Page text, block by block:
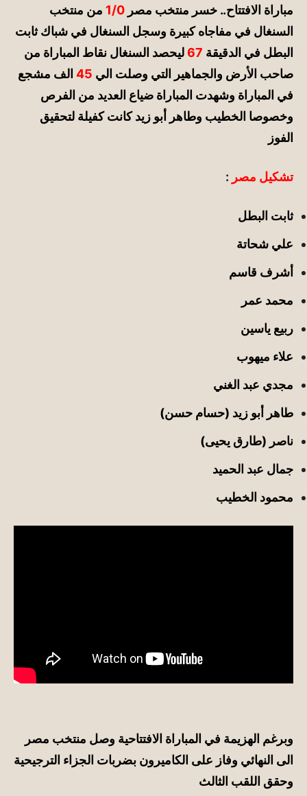
مباراة الافتتاح.. خسر منتخب مصر 1/0 من منتخب
السنغال في مفاجاه كبيرة وسجل السنغال في شباك ثابت
البطل في الدقيقة 67ليحصد السنغال نقاط المباراة من
صاحب الأرض والجماهير التي وصلت الي 45 الف مشجع
في المباراة وشهدت المباراة ضياع العديد من الفرص
وخصوصا الخطيب وطاهر أبو زيد كانت كفيلة لتحقيق
الفوز
تشكيل مصر :
ثابت البطل
علي شحاتة
أشرف قاسم
محمد عمر
ربيع ياسين
علاء ميهوب
مجدي عبد الغني
طاهر أبو زيد (حسام حسن)
ناصر (طارق يحيى)
جمال عبد الحميد
محمود الخطيب
وبرغم الهزيمة في المباراة الافتتاحية وصل منتخب مصر
الى النهائي وفاز على الكاميرون بضربات الجزاء الترجيحية
وحقق اللقب الثالث